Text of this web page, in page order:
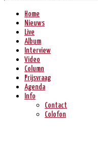
Home
Nieuws
Live
Album
Interview
Video
Column
Prijsvraag
Agenda
Info
Contact
Colofon